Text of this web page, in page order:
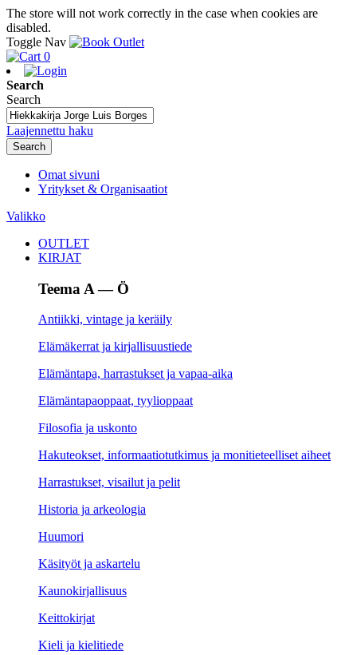
The store will not work correctly in the case when cookies are
disabled.
Toggle Nav
0
Search
Search
Laajennettu haku
Search
Omat sivuni
Yritykset & Organisaatiot
Valikko
OUTLET
KIRJAT
Teema A — Ö
Antiikki, vintage ja keräily
Elämäkerrat ja kirjallisuustiede
Elämäntapa, harrastukset ja vapaa-aika
Elämäntapaoppaat, tyylioppaat
Filosofia ja uskonto
Hakuteokset, informaatiotutkimus ja monitieteelliset aiheet
Harrastukset, visailut ja pelit
Historia ja arkeologia
Huumori
Käsityöt ja askartelu
Kaunokirjallisuus
Keittokirjat
Kieli ja kielitiede